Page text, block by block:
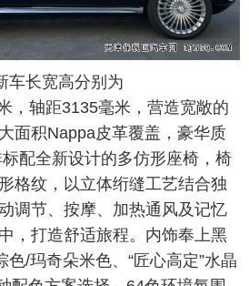
长宽高分别为
，轴距3135毫米，营造宽敞的
面积Nappa皮革覆盖，豪华质
配全新设计的多仿形座椅，椅
格纹，以立体绗缝工艺结合独
调节、按摩、加热通风及记忆
，打造舒适旅程。内饰奉上黑
色/玛奇朵米色、“匠心高定”水晶